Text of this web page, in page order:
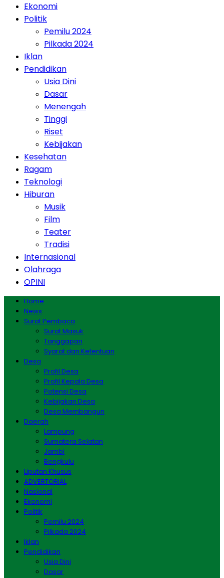
Ekonomi
Politik
Pemilu 2024
Pilkada 2024
Iklan
Pendidikan
Usia Dini
Dasar
Menengah
Tinggi
Riset
Kebijakan
Kesehatan
Ragam
Teknologi
Hiburan
Musik
Film
Teater
Tradisi
Internasional
Olahraga
OPINI
Home
News
Surat Pembaca
Surat Masuk
Tanggapan
Syarat dan Ketentuan
Desa
Profil Desa
Profil Kepala Desa
Potensi Desa
Kebijakan Desa
Desa Membangun
Daerah
Lampung
Sumatera Selatan
Jambi
Bengkulu
Liputan Khusus
ADVERTORIAL
Nasional
Ekonomi
Politik
Pemilu 2024
Pilkada 2024
Iklan
Pendidikan
Usia Dini
Dasar